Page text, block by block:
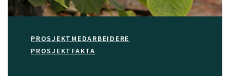
PROSJEKTMEDARBEIDERE
PROSJEKTFAKTA